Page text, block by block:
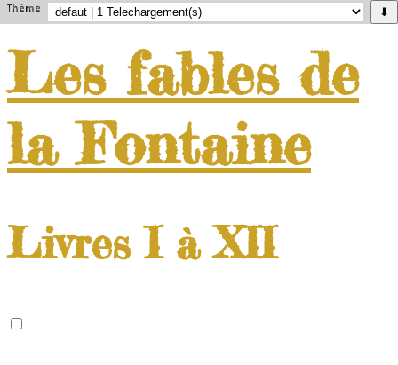
Thème ⬇
Les fables de
la Fontaine
Livres I à XII